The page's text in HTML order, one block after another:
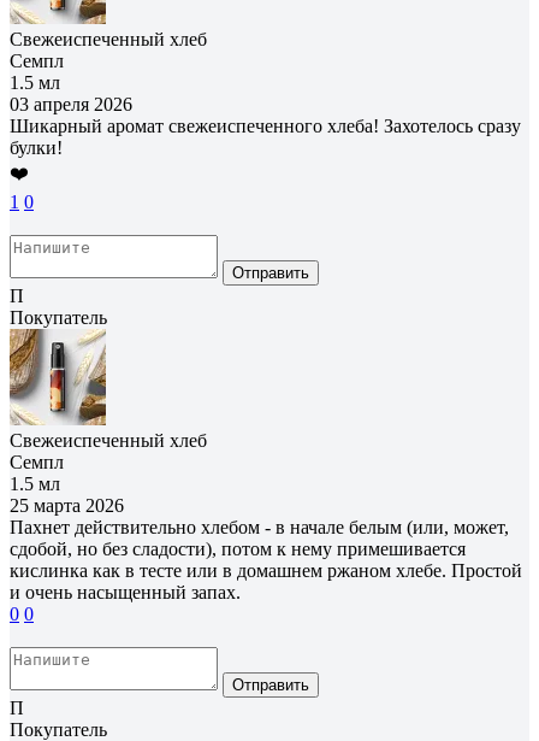
Свежеиспеченный хлеб
Семпл
1.5 мл
03 апреля 2026
Шикарный аромат свежеиспеченного хлеба! Захотелось сразу
булки!
❤️
1 0
Отправить
П
Покупатель
Свежеиспеченный хлеб
Семпл
1.5 мл
25 марта 2026
Пахнет действительно хлебом - в начале белым (или, может,
сдобой, но без сладости), потом к нему примешивается
кислинка как в тесте или в домашнем ржаном хлебе. Простой
и очень насыщенный запах.
0 0
Отправить
П
Покупатель